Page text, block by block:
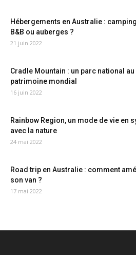
Hébergements en Australie :
B&B ou auberges ?
21 juin 2022
Cradle Mountain : un parc national au
patrimoine mondial
16 juin 2022
Rainbow Region, un mode de vie en
avec la nature
24 mai 2022
Road trip en Australie : comment
son van ?
17 mai 2022